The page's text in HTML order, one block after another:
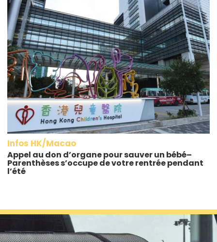
Infos HK/Macao
Appel au don d’organe pour sauver un bébé–
Parenthèses s’occupe de votre rentrée pendant
l’été